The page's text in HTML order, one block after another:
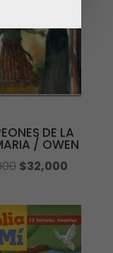
DE LA
/ OWEN
El
original
era:
$33,000.
$32,000
actual
es:
$32,000.